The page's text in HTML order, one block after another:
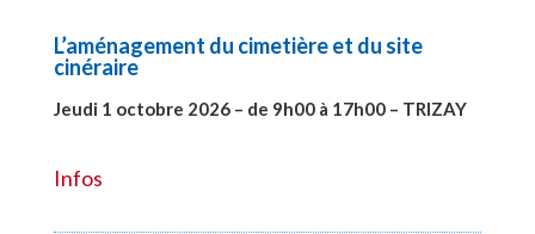
L’aménagement du cimetière et du site
cinéraire
Jeudi 1 octobre 2026 – de 9h00 à 17h00 – TRIZAY
Infos